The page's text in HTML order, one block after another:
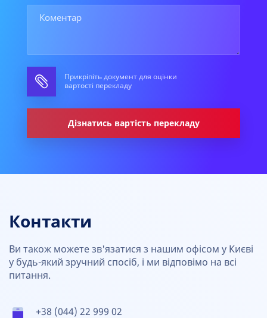
Прикріпіть документ для оцінки
вартості перекладу
Дізнатись вартість перекладу
Контакти
Ви також можете зв'язатися з нашим офісом у Києві
у будь-який зручний спосіб, і ми відповімо на всі
питання.
+38 (044) 22 999 02